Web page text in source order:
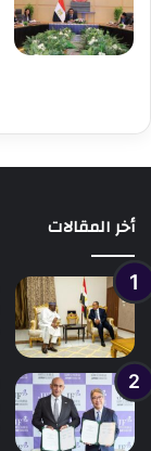
أخر المقالات